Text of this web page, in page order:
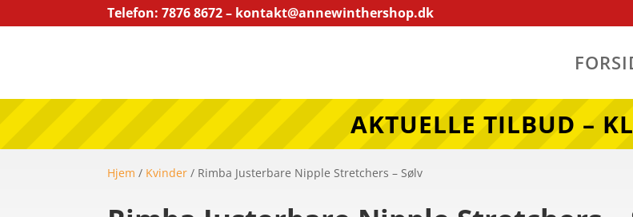
Telefon: 7876 8672 – kontakt@annewinthershop.dk
AKTUELLE TILBUD –
Hjem / Kvinder / Rimba Justerbare Nipple Stretchers – Sølv